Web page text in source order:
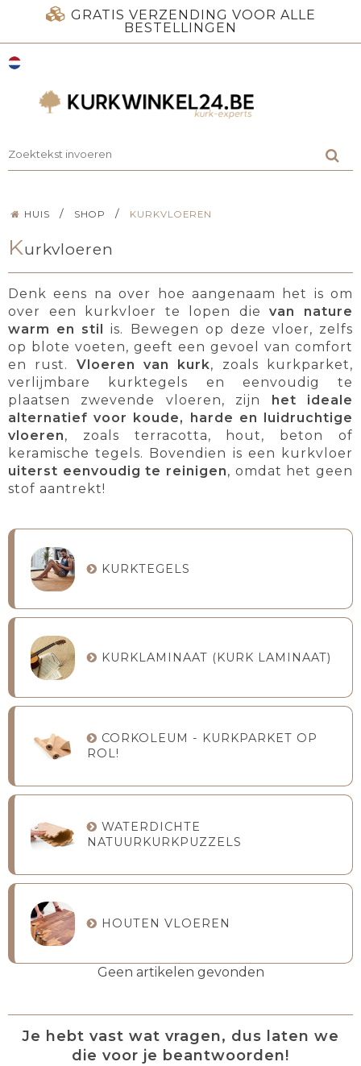
GRATIS VERZENDING VOOR ALLE
BESTELLINGEN
HUIS / SHOP / KURKVLOEREN
Kurkvloeren
Denk eens na over hoe aangenaam het is om
over een kurkvloer te lopen dievan nature
warm en stil
is. Bewegen op deze vloer, zelfs
op blote voeten, geeft een gevoel van comfort
en rust. Vloeren van kurk, zoals kurkparket,
verlijmbare kurktegels en eenvoudig te
plaatsen zwevende vloeren, zijn
het ideale
alternatief voor koude, harde en luidruchtige
vloeren, zoals terracotta, hout, beton of
keramische tegels. Bovendien is een kurkvloer
uiterst eenvoudig te reinigen, omdat het geen
stof aantrekt!
KURKTEGELS
KURKLAMINAAT (KURK LAMINAAT)
CORKOLEUM - KURKPARKET OP
ROL!
WATERDICHTE
NATUURKURKPUZZELS
HOUTEN VLOEREN
Geen artikelen gevonden
Je hebt vast wat vragen, dus laten we
die voor je beantwoorden!